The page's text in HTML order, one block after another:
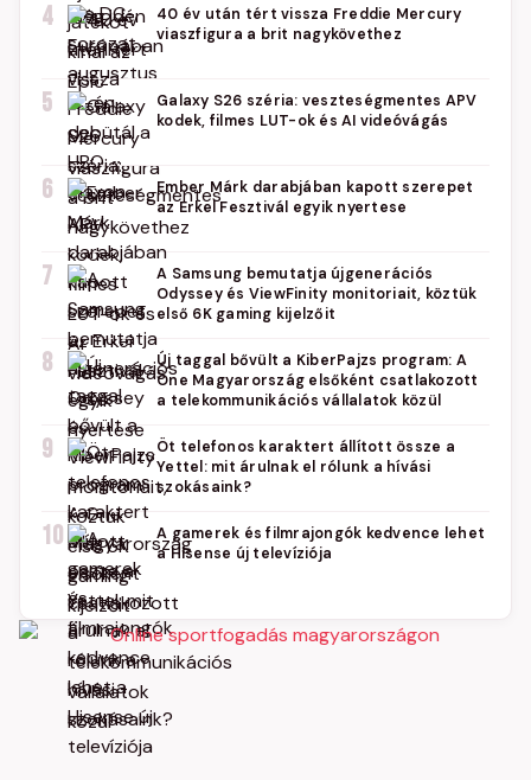
4
40 év után tért vissza Freddie Mercury
viaszfigura a brit nagykövethez
5
Galaxy S26 széria: veszteségmentes APV
kodek, filmes LUT-ok és AI videóvágás
6
Ember Márk darabjában kapott szerepet
az Erkel Fesztivál egyik nyertese
7
A Samsung bemutatja újgenerációs
Odyssey és ViewFinity monitoriait, köztük
első 6K gaming kijelzőit
8
Új taggal bővült a KiberPajzs program: A
One Magyarország elsőként csatlakozott
a telekommunikációs vállalatok közül
9
Öt telefonos karaktert állított össze a
Yettel: mit árulnak el rólunk a hívási
szokásaink?
10
A gamerek és filmrajongók kedvence lehet
a Hisense új televíziója